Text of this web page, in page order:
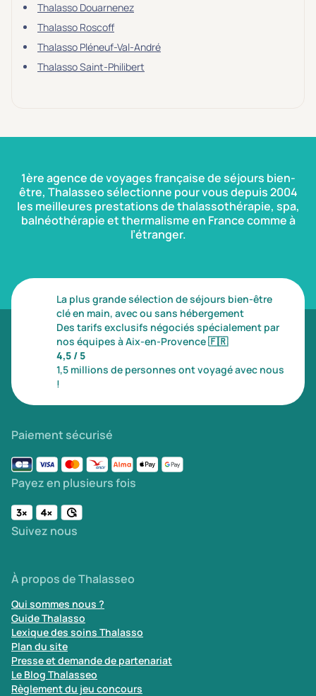
Thalasso Douarnenez
Thalasso Roscoff
Thalasso Pléneuf-Val-André
Thalasso Saint-Philibert
1ère agence de voyages française de séjours bien-
être, Thalasseo sélectionne pour vous depuis 2004
les meilleures prestations de thalassothérapie, spa,
balnéothérapie et thermalisme en France comme à
l’étranger.
La plus grande sélection de séjours bien-être
clé en main, avec ou sans hébergement
Des tarifs exclusifs négociés spécialement par
nos équipes à Aix-en-Provence🇫🇷
4,5 / 5
1,5 millions de personnes ont voyagé avec nous
!
Paiement sécurisé
Payez en plusieurs fois
Suivez nous
À propos de Thalasseo
Qui sommes nous ?
Guide Thalasso
Lexique des soins Thalasso
Plan du site
Presse et demande de partenariat
Le Blog Thalasseo
Règlement du jeu concours